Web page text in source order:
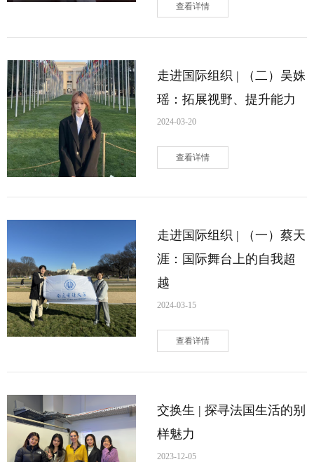
查看详情
走进国际组织 | （二）吴姝
瑶：拓展视野、提升能力
2024-03-20
查看详情
走进国际组织 | （一）蔡天
涯：国际舞台上的自我超
越
2024-03-15
查看详情
交换生 | 探寻法国生活的别
样魅力
2023-12-05